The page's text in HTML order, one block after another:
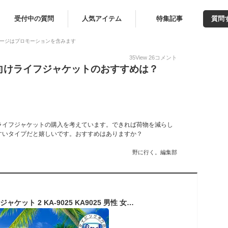
受付中の質問 人気アイテム 特集記事 質問
ジはプロモーションを含みます
35View 26コメント
ライフジャケットのおすすめは？
フジャケットの購入を考えています。できれば荷物を減らし
タイプだと嬉しいです。おすすめはありますか？
野に行く。編集部
即日発送 AQA ライフジャケット 2 KA-9025 KA9025 男性 女性 メンズ レディース 大人 RAC認定済 スノーケリング ベスト 海や川遊びのマストアイテム シュノーケル マリンスポーツ アクア エーキューエー